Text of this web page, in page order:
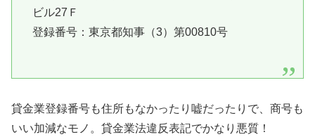
ビル27Ｆ
登録番号：東京都知事（3）第00810号
貸金業登録番号も住所もなかったり嘘だったりで、商号も
いい加減なモノ。貸金業法違反表記でかなり悪質！